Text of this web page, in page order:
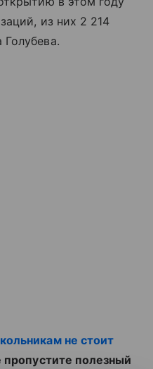
из них 2 214
не стоит
пропустите полезный